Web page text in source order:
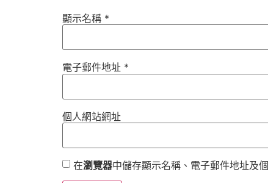
顯示名稱 *
電子郵件地址 *
個人網站網址
在瀏覽器中儲存顯示名稱、電子郵件地址及